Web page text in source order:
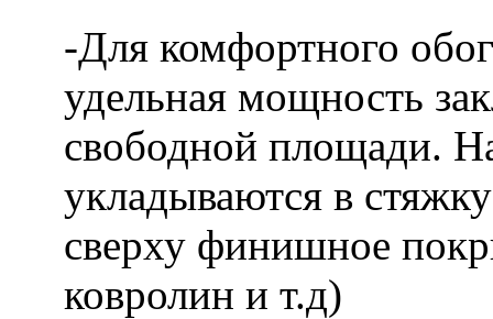
-Для комфортного
удельная мощность
свободной площади.
укладываются в
сверху финишное
ковролин и т.д)